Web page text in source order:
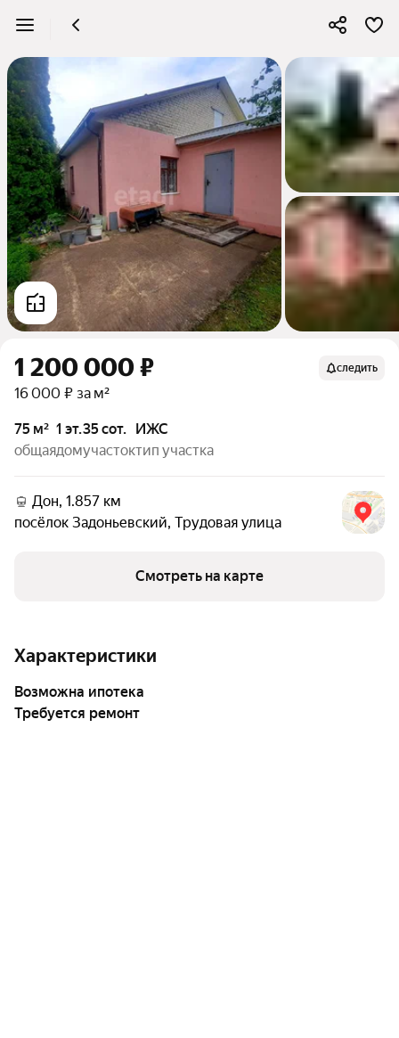
1 200 000 ₽ следить
16 000 ₽ за м²
75 м²
общая
1 эт.
дом
35 сот.
участок
ИЖС
тип участка
Дон, 1.857 км
посёлок Задоньевский, Трудовая улица
Смотреть на карте
Характеристики
возможна ипотека
Требуется ремонт